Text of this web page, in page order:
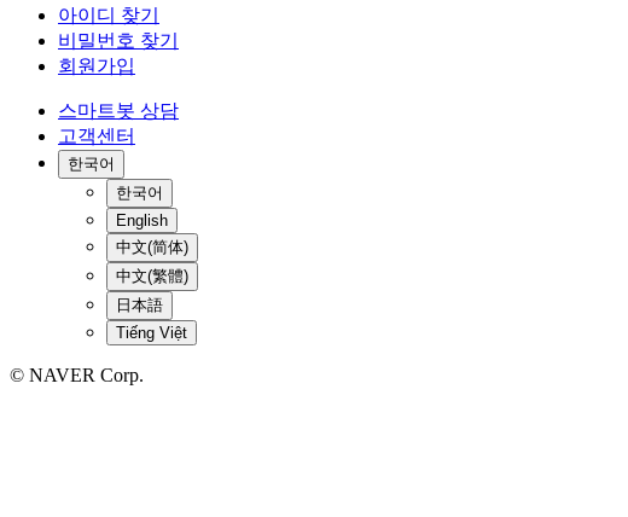
아이디 찾기
비밀번호 찾기
회원가입
스마트봇 상담
고객센터
한국어
한국어
English
中文(简体)
中文(繁體)
日本語
Tiếng Việt
© NAVER Corp.